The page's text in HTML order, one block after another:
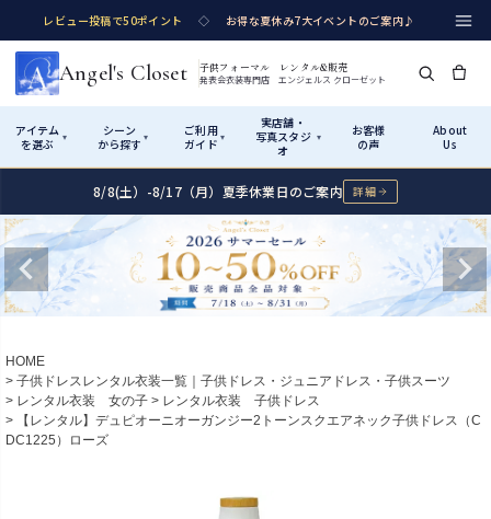
レビュー投稿で50ポイント ◇ お得な夏休み7大イベントのご案内♪
Angel's Closet 子供フォーマル レンタル&販売
発表会衣装専門店 エンジェルス クローゼット
アイテム
を選ぶ
▾
シーン
から探す ▾
ご利用
ガイド ▾
実店舗・
写真スタジ
オ
▾
お客様
の声
About
Us
Shop by Category アイテムから探す
カテゴリ詳細→ サイズで選ぶ→
Rentalレンタル
女の子ドレス
Shop by Occasion シーンから探す
性別・サイズで絞り込む→
How It Works ご利用ガイド
Startはじめに
01
02 サイズの選び方
測り方と目安
Visit Us 実店舗・写真スタジオ
8/8(土）-8/17（月）夏季休業日のご案内 詳細
HOME
子供ドレスレンタル衣装一覧｜子供ドレス・ジュニアドレス・子供スーツ
レンタル衣装 女の子
レンタル衣装 子供ドレス
【レンタル】デュピオーニオーガンジー2トーンスクエアネック子供ドレス（C
DC1225）ローズ